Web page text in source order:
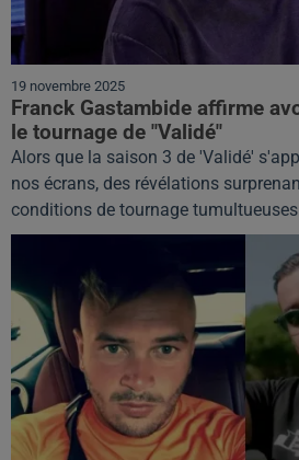
19 novembre 2025
Franck Gastambide affirme
le tournage de "Validé"
Alors que la saison 3 de 'Validé'
nos écrans, des révélations
conditions de tournage tumultueuses